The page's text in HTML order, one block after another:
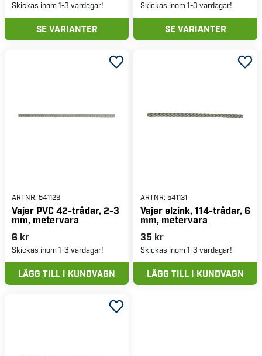
Skickas inom 1-3 vardagar!
SE VARIANTER
Skickas inom 1-3 vardagar!
SE VARIANTER
ARTNR: 541129
Vajer PVC 42-trådar, 2-3
mm, metervara
6 kr
Skickas inom 1-3 vardagar!
LÄGG TILL I KUNDVAGN
ARTNR: 541131
Vajer elzink, 114-trådar, 6
mm, metervara
35 kr
Skickas inom 1-3 vardagar!
LÄGG TILL I KUNDVAGN